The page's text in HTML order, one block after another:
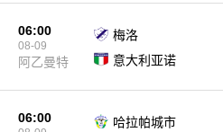
06:00
08-09
阿乙曼特
梅洛
意大利亚诺
06:00 哈拉帕城市